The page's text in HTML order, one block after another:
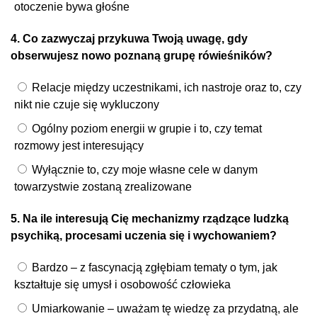
otoczenie bywa głośne
4. Co zazwyczaj przykuwa Twoją uwagę, gdy
obserwujesz nowo poznaną grupę rówieśników?
Relacje między uczestnikami, ich nastroje oraz to, czy
nikt nie czuje się wykluczony
Ogólny poziom energii w grupie i to, czy temat
rozmowy jest interesujący
Wyłącznie to, czy moje własne cele w danym
towarzystwie zostaną zrealizowane
5. Na ile interesują Cię mechanizmy rządzące ludzką
psychiką, procesami uczenia się i wychowaniem?
Bardzo – z fascynacją zgłębiam tematy o tym, jak
kształtuje się umysł i osobowość człowieka
Umiarkowanie – uważam tę wiedzę za przydatną, ale